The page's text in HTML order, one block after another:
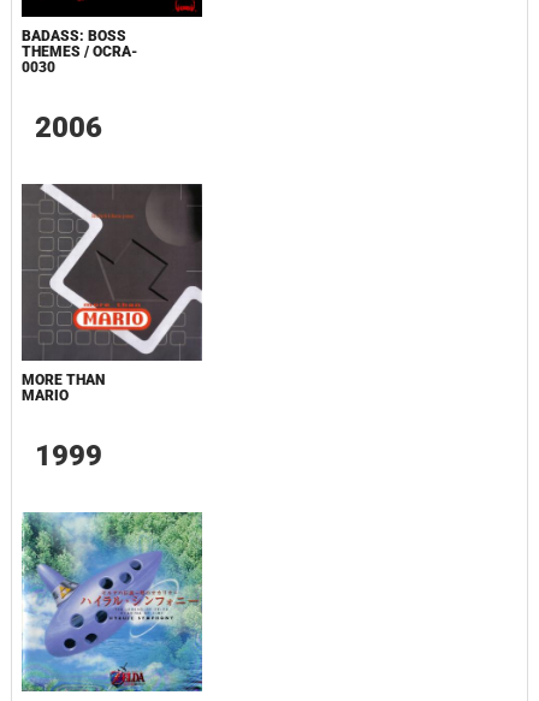
BADASS: BOSS
THEMES / OCRA-
0030
2006
MORE THAN
MARIO
1999